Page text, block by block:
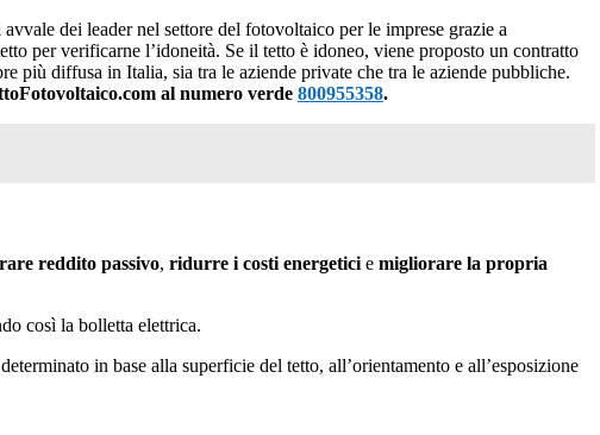
dei leader nel settore del fotovoltaico per le imprese grazie a
per verificarne l’idoneità. Se il tetto è idoneo, viene proposto un contratto
più diffusa in Italia, sia tra le aziende private che tra le aziende pubbliche.
al numero verde 800955358.
reddito passivo, ridurre i costi energetici e migliorare la propria
così la bolletta elettrica.
in base alla superficie del tetto, all’orientamento e all’esposizione